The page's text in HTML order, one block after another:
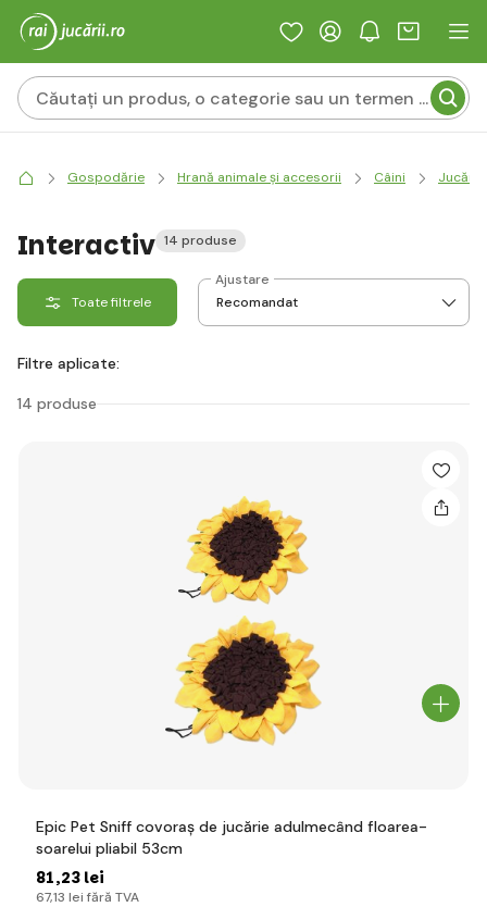
Gospodărie Hrană animale și accesorii Câini Jucării
Interactiv 14 produse
Toate filtrele
Ajustare
Filtre aplicate:
14 produse
Epic Pet Sniff covoraș de jucărie adulmecând floarea-
soarelui pliabil 53cm
81,23 lei
67,13 lei fără TVA